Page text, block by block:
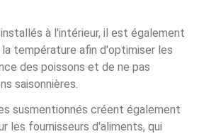
à l'intérieur, il est également
température afin d'optimiser les
des poissons et de ne pas
saisonnières.
susmentionnés créent également
les fournisseurs d'aliments, qui